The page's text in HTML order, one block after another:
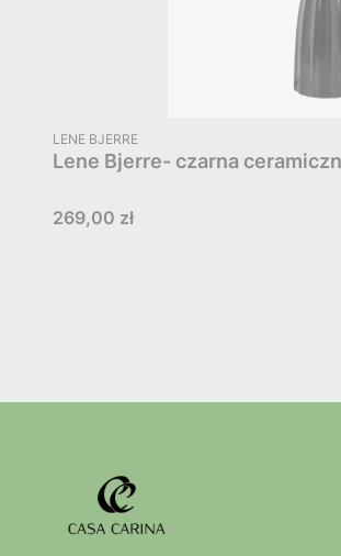
PRODUCENT
LENE BJERRE
Lene Bjerre- czarna
Cena
269,00 zł